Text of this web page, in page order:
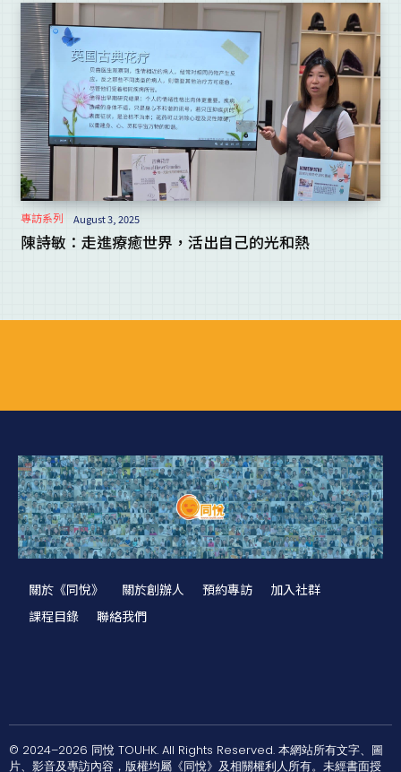
專訪系列 August 3, 2025
陳詩敏：走進療癒世界，活出自己的光和熱
關於《同悅》 關於創辦人 預約專訪
加入社群
課程目錄
聯絡我們
© 2024–2026 同悅 TOUHK. All Rights Reserved. 本網站所有文字、圖
片、影音及專訪內容，版權均屬《同悅》及相關權利人所有。未經書面授